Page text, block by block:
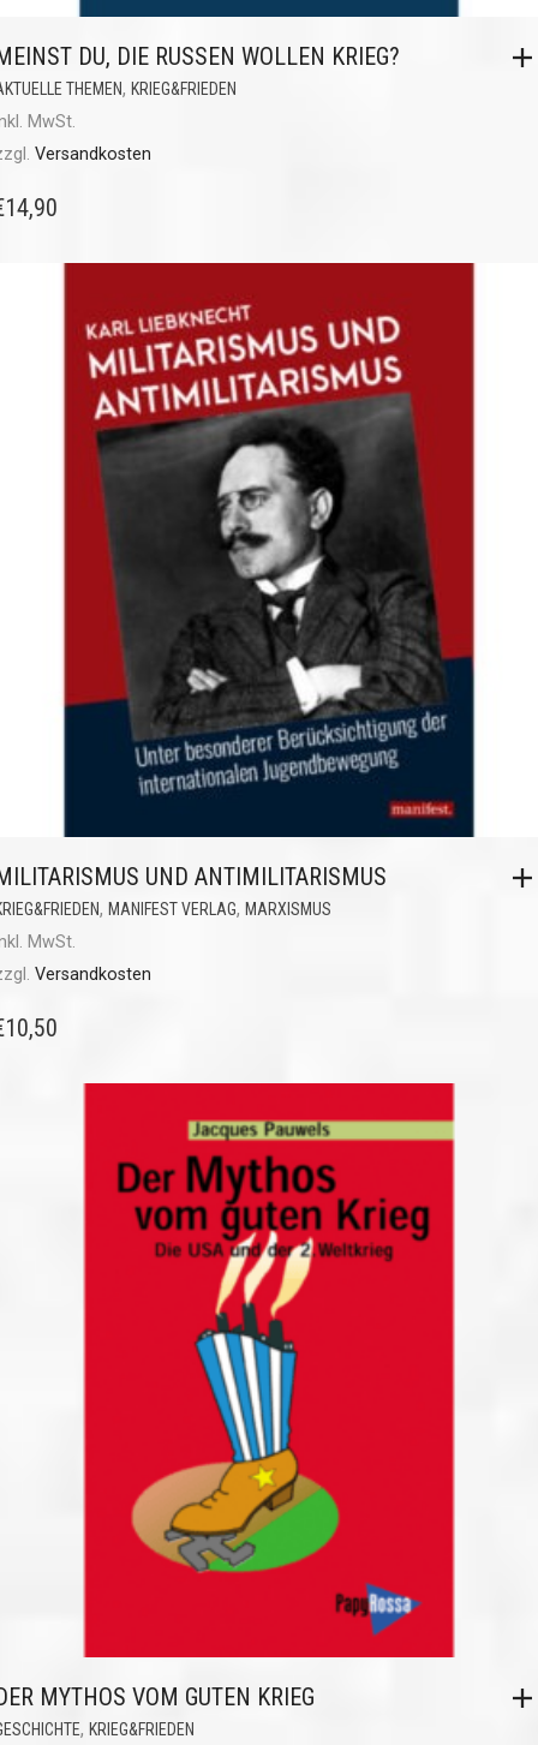
DU, DIE RUSSEN WOLLEN KRIEG?
THEMEN, KRIEG&FRIEDEN
MwSt.
Versandkosten
14,90
UND ANTIMILITARISMUS
, MANIFEST VERLAG, MARXISMUS
MwSt.
Versandkosten
10,50
MYTHOS VOM GUTEN KRIEG
, KRIEG&FRIEDEN